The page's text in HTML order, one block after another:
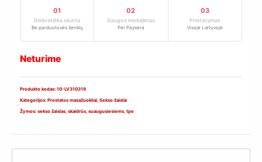
01
Diskretiška siunta
Be parduotuvės ženklų
02
Saugus mokėjimas
Per Paysera
03
Pristatymas
Visoje Lietuvoje
Neturime
Produkto kodas: 10-LV310319
Kategorijos: Prostatos masažuokliai Sekso žaislai
Žymos: sekso žaislas skaidrūs suaugusiesiems tpe